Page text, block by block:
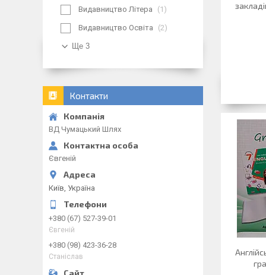
Видавництво Літера 1
Видавництво Освіта 2
Ще 3
Контакти
ВД Чумацький Шлях
Євгеній
Київ, Україна
+380 (67) 527-39-01
Євгеній
+380 (98) 423-36-28
Станіслав